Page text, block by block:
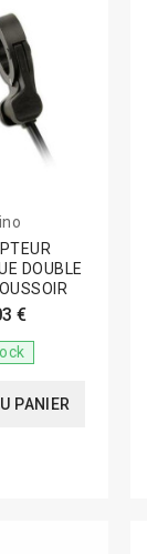
DOUBLE
€
PANIER